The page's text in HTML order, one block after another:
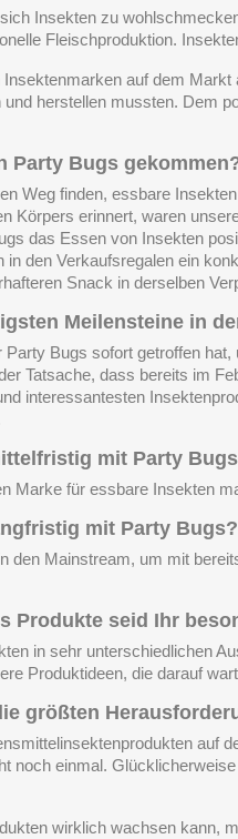
Insekten zu
Fleischproduktion.
auf dem
herstellen mussten. Dem
Party Bugs
Weg finden, essbare
Körpers erinnert, waren
das Essen von Insekten
in den Verkaufsregalen ein
Snack in derselben
Meilensteine in
Bugs sofort getroffen
Tatsache, dass bereits im
interessantesten
mit Party
Marke für essbare Insekten
mit Party Bugs?
den Mainstream, um mit
Produkte seid Ihr
in sehr unterschiedlichen
Produktideen, die darauf
größten
auf
noch einmal.
wirklich wachsen kann,